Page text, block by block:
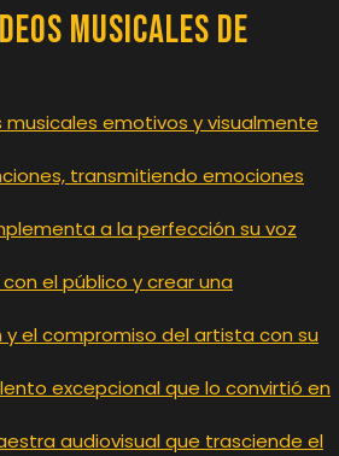
Musicales de
musicales emotivos y visualmente
transmitiendo emociones
a la perfección su voz
el público y crear una
y el compromiso del artista con su
excepcional que lo convirtió en
audiovisual que trasciende el